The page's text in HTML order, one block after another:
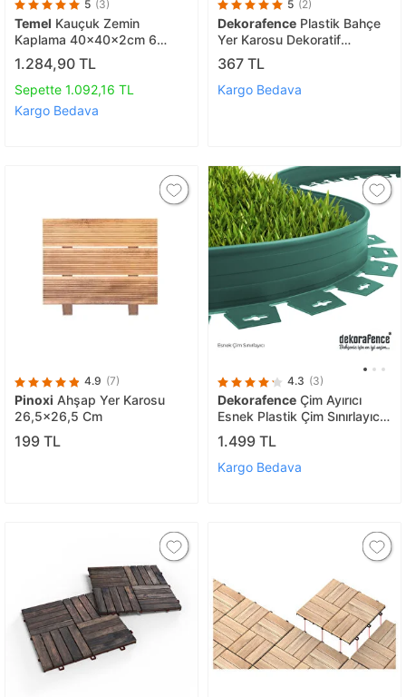
5 (3)
Temel Kauçuk Zemin
Kaplama 40x40x2cm 6
Adet Tse Belgeli Yeşil
1.284,90 TL
Sepette 1.092,16 TL
Kargo Bedava
5 (2)
Dekorafence Plastik Bahçe
Yer Karosu Dekoratif
Yürüyüş Yolu Bej
367 TL
Kargo Bedava
4.9 (7)
Pinoxi Ahşap Yer Karosu
26,5x26,5 Cm
199 TL
4.3 (3)
Dekorafence Çim Ayırıcı
Esnek Plastik Çim Sınırlayıcı
Bordür Taş Toprak Ayıracı
Yeşil 25 Metre
1.499 TL
Kargo Bedava